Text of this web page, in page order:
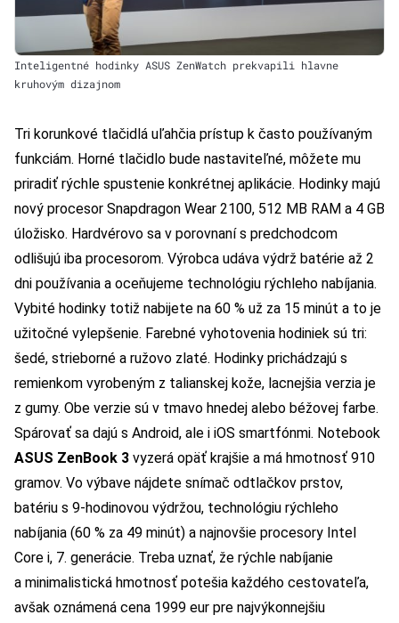
Inteligentné hodinky ASUS ZenWatch prekvapili hlavne
kruhovým dizajnom
Tri korunkové tlačidlá uľahčia prístup k často používaným
funkciám. Horné tlačidlo bude nastaviteľné, môžete mu
priradiť rýchle spustenie konkrétnej aplikácie. Hodinky majú
nový procesor Snapdragon Wear 2100, 512 MB RAM a 4 GB
úložisko. Hardvérovo sa v porovnaní s predchodcom
odlišujú iba procesorom. Výrobca udáva výdrž batérie až 2
dni používania a oceňujeme technológiu rýchleho nabíjania.
Vybité hodinky totiž nabijete na 60 % už za 15 minút a to je
užitočné vylepšenie. Farebné vyhotovenia hodiniek sú tri:
šedé, strieborné a ružovo zlaté. Hodinky prichádzajú s
remienkom vyrobeným z talianskej kože, lacnejšia verzia je
z gumy. Obe verzie sú v tmavo hnedej alebo béžovej farbe.
Spárovať sa dajú s Android, ale i iOS smartfónmi. Notebook
ASUS ZenBook 3 vyzerá opäť krajšie a má hmotnosť 910
gramov. Vo výbave nájdete snímač odtlačkov prstov,
batériu s 9-hodinovou výdržou, technológiu rýchleho
nabíjania (60 % za 49 minút) a najnovšie procesory Intel
Core i, 7. generácie. Treba uznať, že rýchle nabíjanie
a minimalistická hmotnosť potešia každého cestovateľa,
avšak oznámená cena 1999 eur pre najvýkonnejšiu